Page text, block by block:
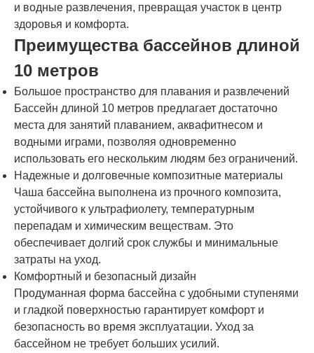
и водные развлечения, превращая участок в центр
здоровья и комфорта.
Преимущества бассейнов длиной
10 метров
Большое пространство для плавания и развлечений
Бассейн длиной 10 метров предлагает достаточно
места для занятий плаванием, аквафитнесом и
водными играми, позволяя одновременно
использовать его нескольким людям без ограничений.
Надежные и долговечные композитные материалы
Чаша бассейна выполнена из прочного композита,
устойчивого к ультрафиолету, температурным
перепадам и химическим веществам. Это
обеспечивает долгий срок службы и минимальные
затраты на уход.
Комфортный и безопасный дизайн
Продуманная форма бассейна с удобными ступенями
и гладкой поверхностью гарантирует комфорт и
безопасность во время эксплуатации. Уход за
бассейном не требует больших усилий.